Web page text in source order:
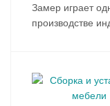
Замер играет
производстве